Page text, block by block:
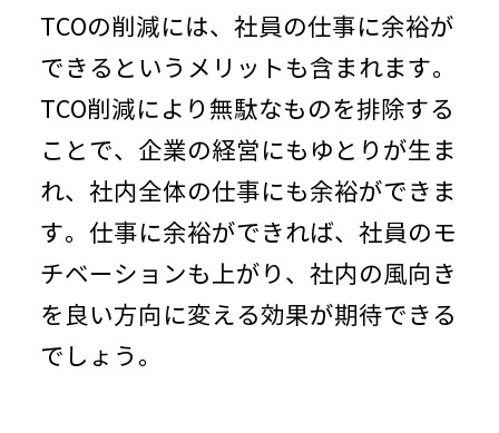
TCOの削減には、社員の仕事に余裕が
できるというメリットも含まれます。
TCO削減により無駄なものを排除する
ことで、企業の経営にもゆとりが生ま
れ、社内全体の仕事にも余裕ができま
す。仕事に余裕ができれば、社員のモ
チベーションも上がり、社内の風向き
を良い方向に変える効果が期待できる
でしょう。